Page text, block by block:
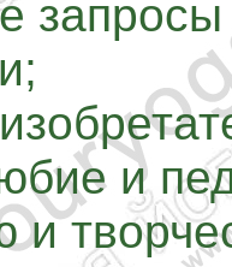
запросы
и
и